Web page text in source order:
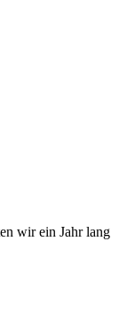
wir ein Jahr lang